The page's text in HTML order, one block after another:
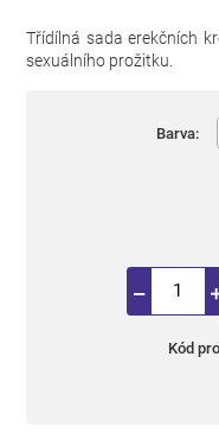
Třídílná sada erekčních
sexuálního prožitku.
Barva:
Kód